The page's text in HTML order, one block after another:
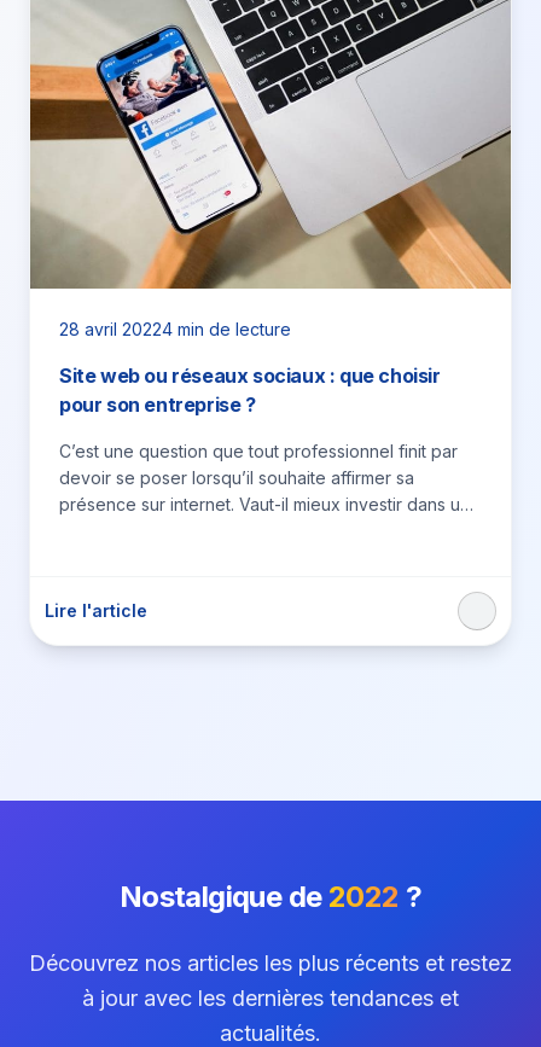
28 avril 20224 min de lecture
Site web ou réseaux sociaux : que choisir
pour son entreprise ?
​C’est une question que tout professionnel finit par
devoir se poser lorsqu’il souhaite affirmer sa
présence sur internet. Vaut-il mieux investir dans un
Lire l'article
Nostalgique de 2022 ?
Découvrez nos articles les plus récents et restez
à jour avec les dernières tendances et
actualités.